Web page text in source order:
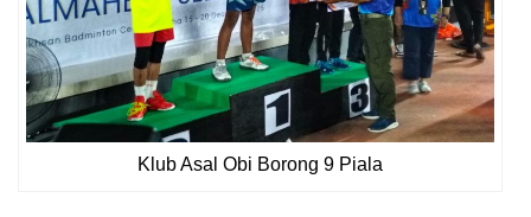
Klub Asal Obi Borong 9 Piala